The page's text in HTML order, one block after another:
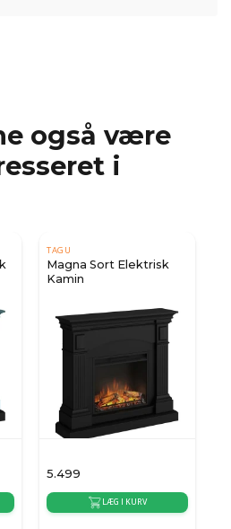
også være
i
TAGU
Magna Sort Elektrisk
Kamin
5.499
LÆG I KURV